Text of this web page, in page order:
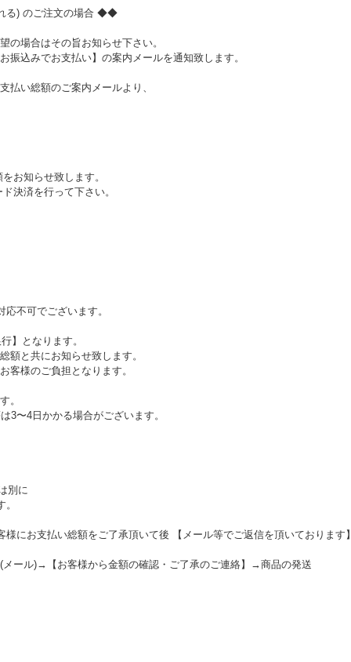
る) のご注文の場合 ◆◆
場合はその旨お知らせ下さい。
振込みでお支払い】の案内メールを通知致します。
い総額のご案内メールより、
お知らせ致します。
決済を行って下さい。
不可でございます。
】となります。
額と共にお知らせ致します。
客様のご負担となります。
。
3〜4日かかる場合がございます。
別に
にお支払い総額をご了承頂いて後 【メール等でご返信を頂いております
ール)→【お客様から金額の確認・ご了承のご連絡】→商品の発送